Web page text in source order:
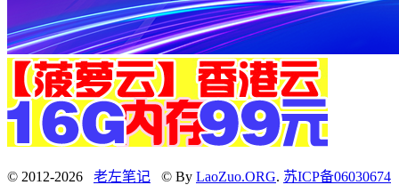
© 2012-2026 老左笔记 © By LaoZuo.ORG. 苏ICP备06030674